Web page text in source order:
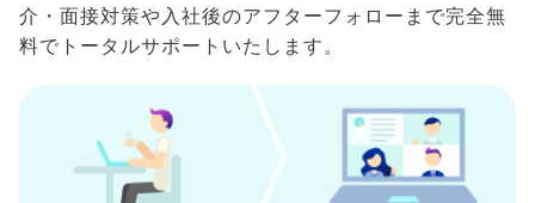
介・面接対策や入社後のアフターフォローまで完全無
料でトータルサポートいたします。